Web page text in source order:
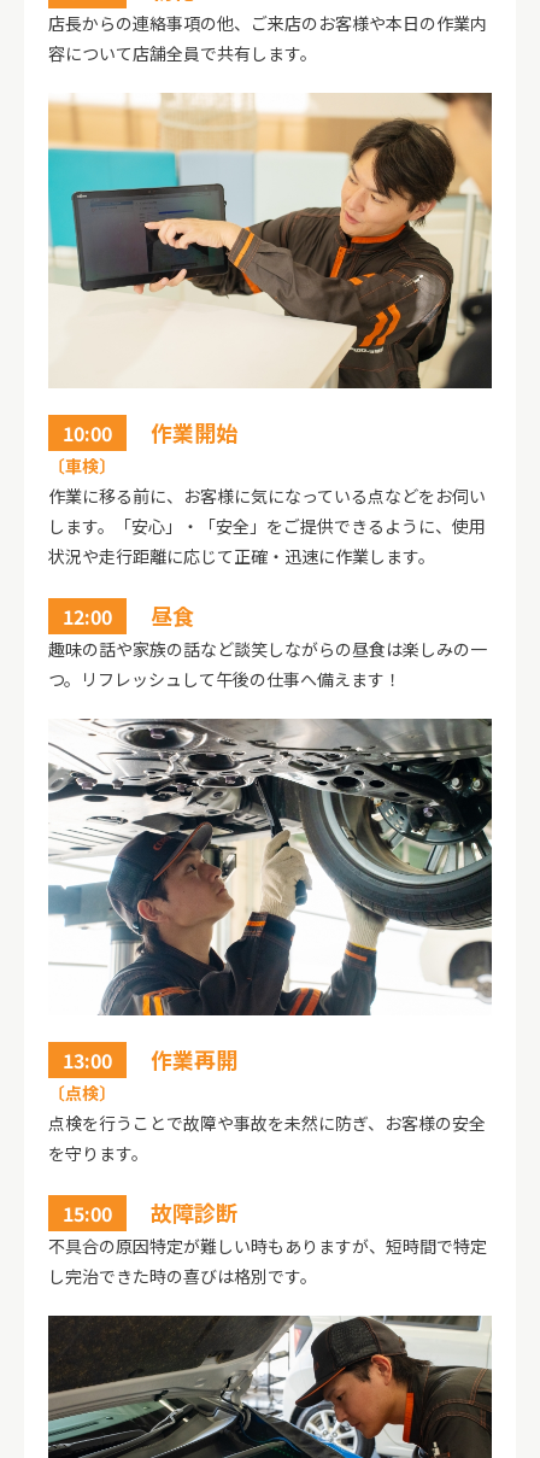
店長からの連絡事項の他、ご来店のお客様や本日の作業内
容について店舗全員で共有します。
10:00 作業開始
〔車検〕
作業に移る前に、お客様に気になっている点などをお伺い
します。「安心」・「安全」をご提供できるように、使用
状況や走行距離に応じて正確・迅速に作業します。
12:00 昼食
趣味の話や家族の話など談笑しながらの昼食は楽しみの一
つ。リフレッシュして午後の仕事へ備えます！
13:00 作業再開
〔点検〕
点検を行うことで故障や事故を未然に防ぎ、お客様の安全
を守ります。
15:00 故障診断
不具合の原因特定が難しい時もありますが、短時間で特定
し完治できた時の喜びは格別です。